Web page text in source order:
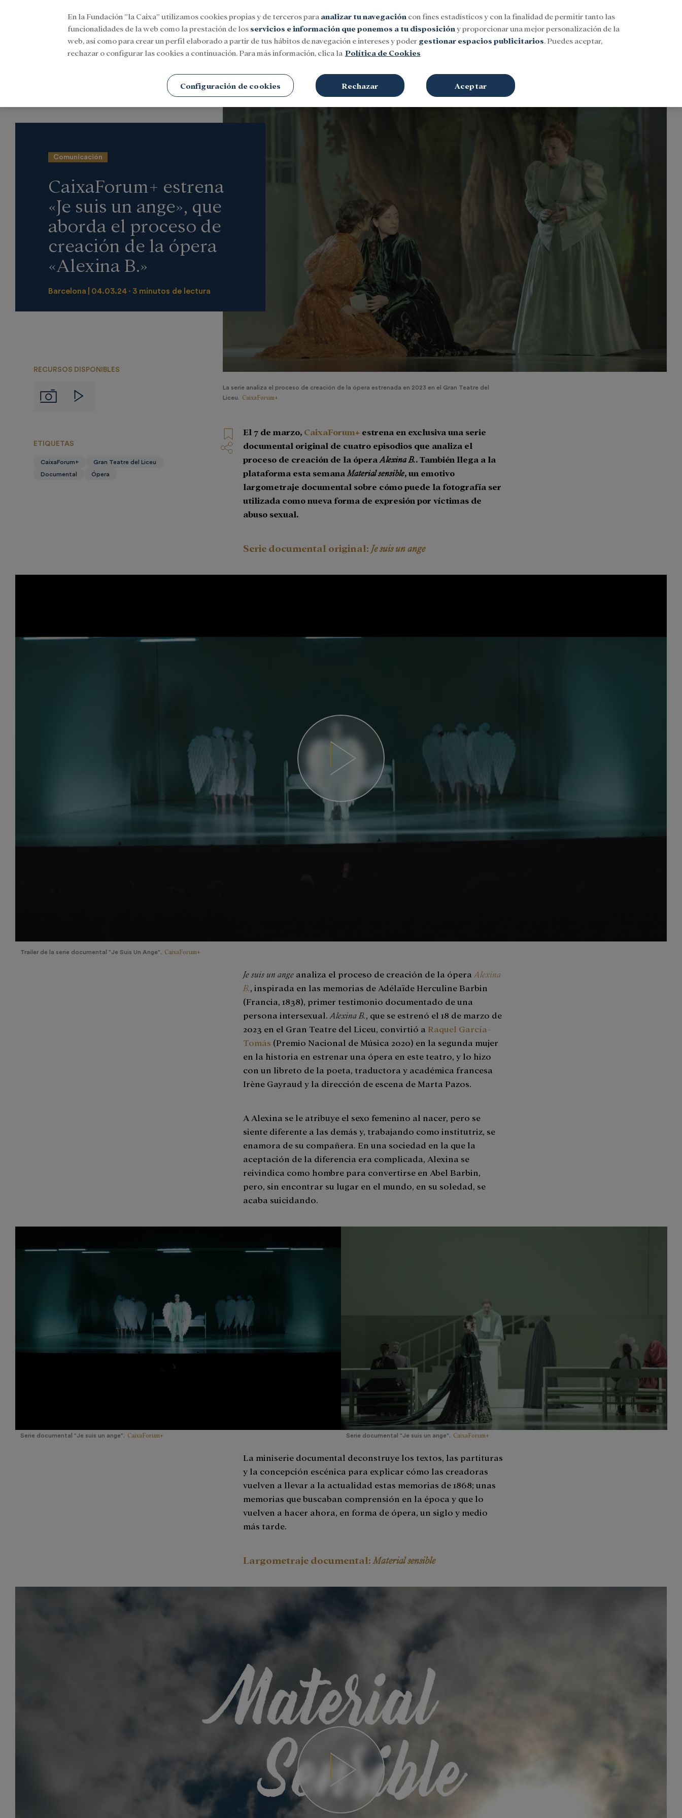
Iniciar sesión Buscar
SocialInvestigación y becasCultura
La serie analiza el proceso de creación de la ópera estrenada en 2023 en el Gran Teatre del
Liceu. CaixaForum+
Comunicación
CaixaForum+ estrena
«Je suis un ange», que
aborda el proceso de
creación de la ópera
«Alexina B.»
Barcelona 04.03.24 3 minutos de lectura
RECURSOS DISPONIBLES
Imágenes
El 7 de marzo, CaixaForum+ estrena en exclusiva una serie
documental original de cuatro episodios que analiza el
proceso de creación de la óperaAlexina B.. También llega a la
plataforma esta semanaMaterial sensible, un emotivo
largometraje documental sobre cómo puede la fotografía ser
utilizada como nueva forma de expresión por víctimas de
abuso sexual.
Serie documental original: Je suis un ange
Trailer de la serie documental "Je Suis Un Ange". CaixaForum+
Je suis un ange analiza el proceso de creación de la ópera Alexina
B. , inspirada en las memorias de Adélaïde Herculine Barbin
(Francia, 1838), primer testimonio documentado de una
persona intersexual. Alexina B. , que se estrenó el 18 de marzo de
2023 en el Gran Teatre del Liceu, convirtió a Raquel García-
Tomás (Premio Nacional de Música 2020) en la segunda mujer
en la historia en estrenar una ópera en este teatro, y lo hizo
con un libreto de la poeta, traductora y académica francesa
Irène Gayraud y la dirección de escena de Marta Pazos.
A Alexina se le atribuye el sexo femenino al nacer, pero se
siente diferente a las demás y, trabajando como institutriz, se
enamora de su compañera. En una sociedad en la que la
aceptación de la diferencia era complicada, Alexina se
reivindica como hombre para convertirse en Abel Barbin,
pero, sin encontrar su lugar en el mundo, en su soledad, se
acaba suicidando.
Serie documental "Je suis un ange". CaixaForum+ Serie documental "Je suis un ange". CaixaForum+
La miniserie documental deconstruye los textos, las partituras
y la concepción escénica para explicar cómo las creadoras
vuelven a llevar a la actualidad estas memorias de 1868; unas
memorias que buscaban comprensión en la época y que lo
vuelven a hacer ahora, en forma de ópera, un siglo y medio
más tarde.
Largometraje documental: Material sensible
ETIQUETAS
CaixaForum+
Gran Teatre del Liceu
Documental
Ópera
En la Fundación ”la Caixa” utilizamos cookies propias y de terceros para analizar tu navegación con fines estadísticos y con la finalidad de permitir tanto las
funcionalidades de la web como la prestación de los servicios e información que ponemos a tu disposición y proporcionar una mejor personalización de la
web, así como para crear un perfil elaborado a partir de tus hábitos de navegación e intereses y poder gestionar espacios publicitarios. Puedes aceptar,
rechazar o configurar las cookies a continuación. Para más información, clica la Política de Cookies
Configuración de cookies Rechazar Aceptar